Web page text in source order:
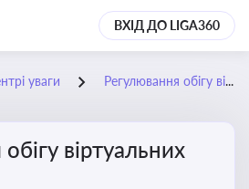
ВХІД ДО LIGA360
уваги Регулювання обігу віртуальних активів
віртуальних